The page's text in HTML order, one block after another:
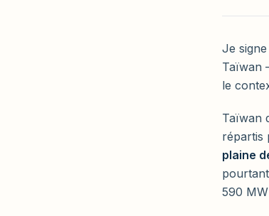
Je
Taïwan
le
Taïwan
répartis
plaine
590